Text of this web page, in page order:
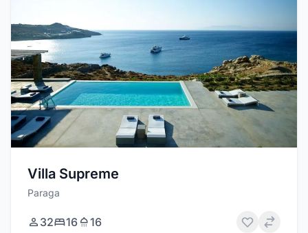
Villa Supreme
Paraga
32 16 16